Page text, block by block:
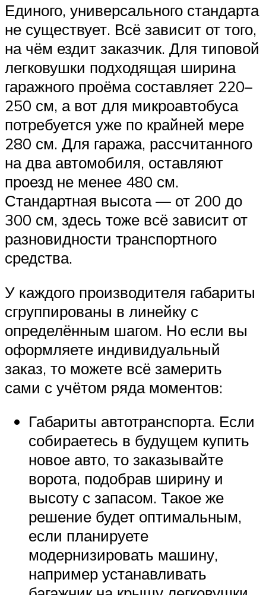
Единого, универсального стандарта
не существует. Всё зависит от того,
на чём ездит заказчик. Для типовой
легковушки подходящая ширина
гаражного проёма составляет 220–
250 см, а вот для микроавтобуса
потребуется уже по крайней мере
280 см. Для гаража, рассчитанного
на два автомобиля, оставляют
проезд не менее 480 см.
Стандартная высота — от 200 до
300 см, здесь тоже всё зависит от
разновидности транспортного
средства.
У каждого производителя габариты
сгруппированы в линейку с
определённым шагом. Но если вы
оформляете индивидуальный
заказ, то можете всё замерить
сами с учётом ряда моментов:
Габариты автотранспорта. Если
собираетесь в будущем купить
новое авто, то заказывайте
ворота, подобрав ширину и
высоту с запасом. Такое же
решение будет оптимальным,
если планируете
модернизировать машину,
например устанавливать